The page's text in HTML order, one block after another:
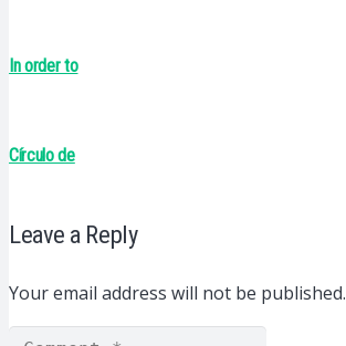
In order to
Círculo de
Leave a Reply
Your email address will not be published.